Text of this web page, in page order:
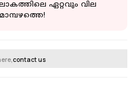
ഏറ്റവും വില
contact us